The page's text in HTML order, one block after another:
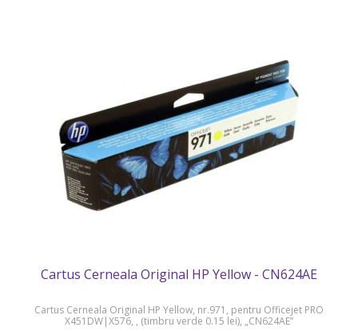
Cartus Cerneala Original HP Yellow - CN624AE
Cartus Cerneala Original HP Yellow, nr.971, pentru Officejet PRO
X451DW|X576, , (timbru verde 0.15 lei), „CN624AE”